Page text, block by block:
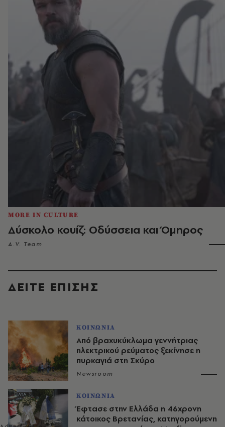
MORE IN CULTURE
Δύσκολο κουίζ: Οδύσσεια και Όμηρος
A.V. Team
ΔΕΙΤΕ ΕΠΙΣΗΣ
ΚΟΙΝΩΝΙΑ
Από βραχυκύκλωμα γεννήτριας
ηλεκτρικού ρεύματος ξεκίνησε η
πυρκαγιά στη Σκύρο
Newsroom
ΚΟΙΝΩΝΙΑ
Έφτασε στην Ελλάδα η 46χρονη
κάτοικος Βρετανίας, κατηγορούμενη